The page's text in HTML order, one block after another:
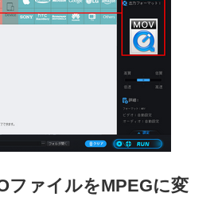
ファイルをMPEGに変